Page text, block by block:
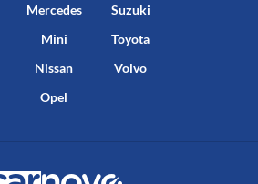
Mercedes
Mini
Nissan
Opel
Suzuki
Toyota
Volvo